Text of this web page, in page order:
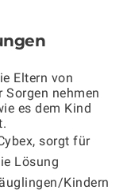
Eltern von
nehmen
es dem Kind
sorgt für
Lösung
Kindern